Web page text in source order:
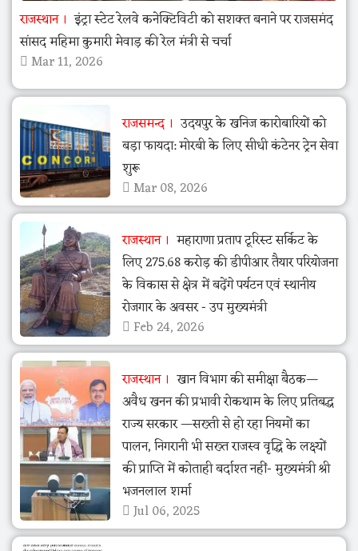
राजस्थान
इंट्रा स्टेट रेलवे कनेक्टिविटी को सशक्त बनाने पर राजसमंद
सांसद महिमा कुमारी मेवाड़ की रेल मंत्री से चर्चा
Mar 11, 2026
राजसमन्द
उदयपुर के खनिज कारोबारियों को
बड़ा फायदा: मोरबी के लिए सीधी कंटेनर ट्रेन सेवा
शुरू
Mar 08, 2026
राजस्थान
महाराणा प्रताप टूरिस्ट सर्किट के
लिए 275.68 करोड़ की डीपीआर तैयार परियोजना
के विकास से क्षेत्र में बढ़ेंगे पर्यटन एवं स्थानीय
रोजगार के अवसर - उप मुख्यमंत्री
Feb 24, 2026
राजस्थान
खान विभाग की समीक्षा बैठक—
अवैध खनन की प्रभावी रोकथाम के लिए प्रतिबद्ध
राज्य सरकार —सख्ती से हो रहा नियमों का
पालन, निगरानी भी सख्त राजस्व वृद्धि के लक्ष्यों
की प्राप्ति में कोताही बर्दाश्त नहीं- मुख्यमंत्री श्री
भजनलाल शर्मा
Jul 06, 2025